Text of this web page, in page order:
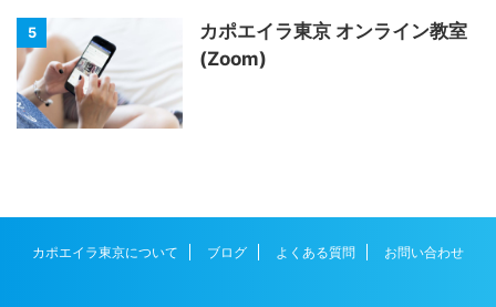
5
カポエイラ東京 オンライン教室
(Zoom)
カポエイラ東京について ブログ よくある質問 お問い合わせ